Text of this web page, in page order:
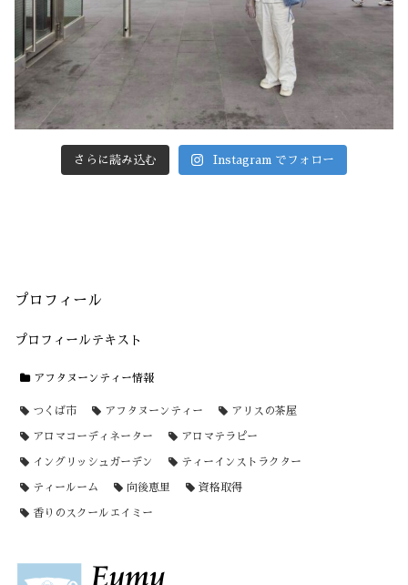
さらに読み込む Instagram でフォロー
プロフィール
プロフィールテキスト
アフタヌーンティー情報
つくば市 アフタヌーンティー アリスの茶屋
アロマコーディネーター アロマテラピー
イングリッシュガーデン ティーインストラクター
ティールーム 向後恵里 資格取得
香りのスクールエイミー